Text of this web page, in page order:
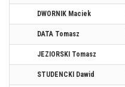
DWORNIK Maciek
DATA Tomasz
JEZIORSKI Tomasz
STUDENCKI Dawid